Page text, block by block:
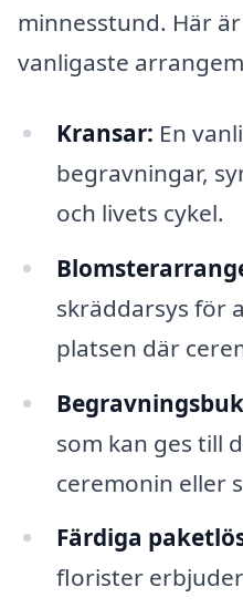
minnesstund. Här
vanligaste
Kransar: En
begravningar,
och livets cykel.
skräddarsys för
platsen där
som kan ges till
ceremonin eller
Färdiga
florister